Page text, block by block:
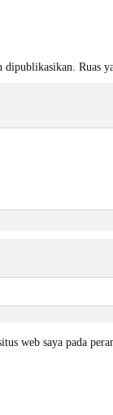
dipublikasikan. Ruas
web saya pada